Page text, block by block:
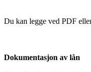
Du kan legge ved PDF
Dokumentasjon av lån